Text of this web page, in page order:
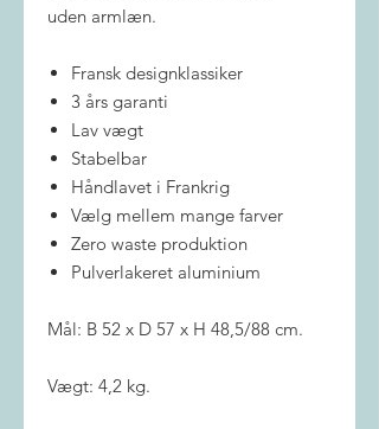
uden armlæn.
Fransk designklassiker
3 års garanti
Lav vægt
Stabelbar
Håndlavet i Frankrig
Vælg mellem mange farver
Zero waste produktion
Pulverlakeret aluminium
Mål: B 52 x D 57 x H 48,5/88 cm.
Vægt: 4,2 kg.